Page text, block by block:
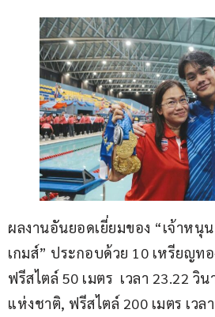
ผลงานอันยอดเยี่ยมของ “เจ้าหนุ
เกมส์” ประกอบด้วย 10 เหรียญท
ฟรีสไตล์ 50 เมตร  เวลา 23.22 วิ
แห่งชาติ, ฟรีสไตล์ 200 เมตร เวล